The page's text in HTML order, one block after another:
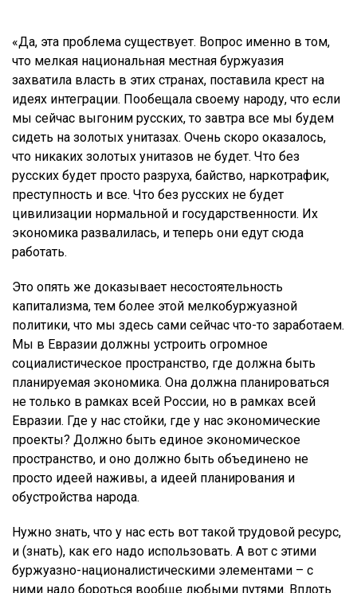
«Да, эта проблема существует. Вопрос именно в том,
что мелкая национальная местная буржуазия
захватила власть в этих странах, поставила крест на
идеях интеграции. Пообещала своему народу, что если
мы сейчас выгоним русских, то завтра все мы будем
сидеть на золотых унитазах. Очень скоро оказалось,
что никаких золотых унитазов не будет. Что без
русских будет просто разруха, байство, наркотрафик,
преступность и все. Что без русских не будет
цивилизации нормальной и государственности. Их
экономика развалилась, и теперь они едут сюда
работать.
Это опять же доказывает несостоятельность
капитализма, тем более этой мелкобуржуазной
политики, что мы здесь сами сейчас что-то заработаем.
Мы в Евразии должны устроить огромное
социалистическое пространство, где должна быть
планируемая экономика. Она должна планироваться
не только в рамках всей России, но в рамках всей
Евразии. Где у нас стойки, где у нас экономические
проекты? Должно быть единое экономическое
пространство, и оно должно быть объединено не
просто идеей наживы, а идеей планирования и
обустройства народа.
Нужно знать, что у нас есть вот такой трудовой ресурс,
и (знать), как его надо использовать. А вот с этими
буржуазно-националистическими элементами – с
ними надо бороться вообще любыми путями. Вплоть